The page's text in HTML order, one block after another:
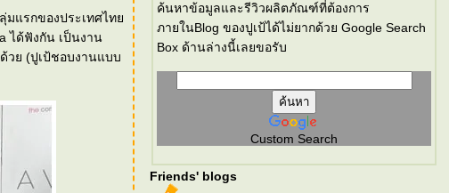
น เป็นงาน
วย (ปูเป้ชอบงานแบบ
ค้นหาข้อมูลและรีวิวผลิตภัณฑ์ที่ต้องการ
ภายในBlog ของปูเป้ได้ไม่ยากด้วย Google Search
Box ด้านล่างนี้เลยขอรับ
Custom Search
Friends' blogs